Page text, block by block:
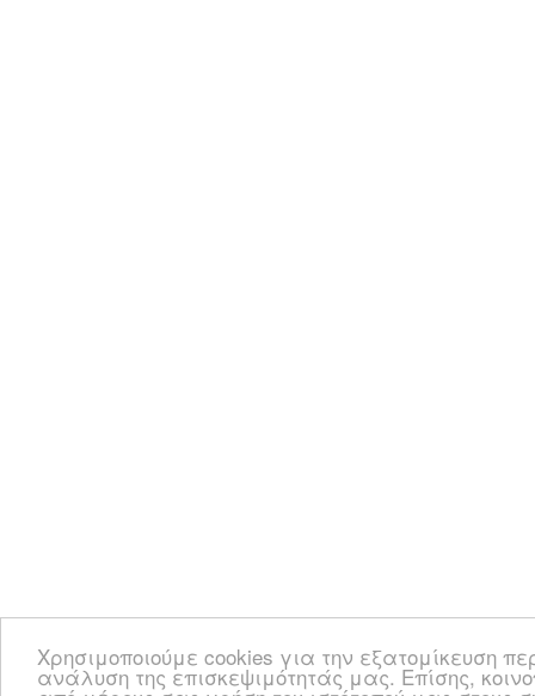
Χρησιμοποιούμε cookies για την εξατομίκευση
ανάλυση της επισκεψιμότητάς μας. Επίσης,